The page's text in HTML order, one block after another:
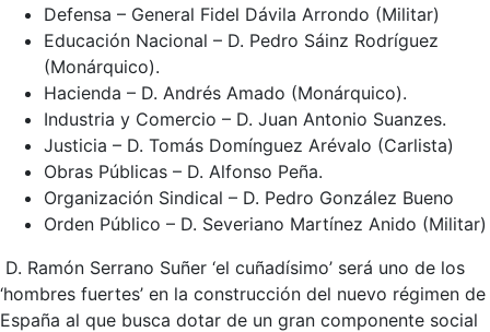
Defensa – General Fidel Dávila Arrondo (Militar)
Educación Nacional – D. Pedro Sáinz Rodríguez
(Monárquico).
Hacienda – D. Andrés Amado (Monárquico).
Industria y Comercio – D. Juan Antonio Suanzes.
Justicia – D. Tomás Domínguez Arévalo (Carlista)
Obras Públicas – D. Alfonso Peña.
Organización Sindical – D. Pedro González Bueno
Orden Público – D. Severiano Martínez Anido (Militar)
D. Ramón Serrano Suñer ‘el cuñadísimo’ será uno de los
‘hombres fuertes’ en la construcción del nuevo régimen de
España al que busca dotar de un gran componente social